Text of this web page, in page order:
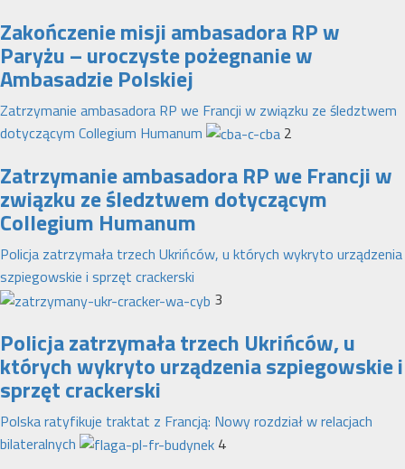
Zakończenie misji ambasadora RP w
Paryżu – uroczyste pożegnanie w
Ambasadzie Polskiej
Zatrzymanie ambasadora RP we Francji w związku ze śledztwem
dotyczącym Collegium Humanum
2
Zatrzymanie ambasadora RP we Francji w
związku ze śledztwem dotyczącym
Collegium Humanum
Policja zatrzymała trzech Ukrińców, u których wykryto urządzenia
szpiegowskie i sprzęt crackerski
3
Policja zatrzymała trzech Ukrińców, u
których wykryto urządzenia szpiegowskie i
sprzęt crackerski
Polska ratyfikuje traktat z Francją: Nowy rozdział w relacjach
bilateralnych
4